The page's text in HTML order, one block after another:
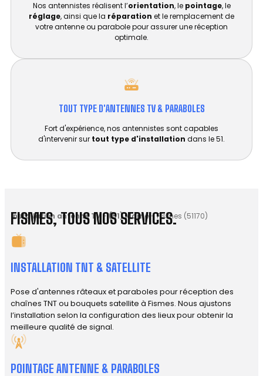
Nos antennistes réalisent l’orientation, le pointage, le
réglage, ainsi que la réparation et le remplacement de
votre antenne ou parabole pour assurer une réception
optimale.
TOUT TYPE D'ANTENNES TV & PARABOLES
Fort d'expérience, nos antennistes sont capables
d'intervenir sur tout type d'installation dans le 51.
Installation antenne TV -(51) Marne-Fismes (51170)
FISMES, TOUS NOS SERVICES.
INSTALLATION TNT & SATELLITE
Pose d'antennes râteaux et paraboles pour réception des
chaînes TNT ou bouquets satellite à Fismes. Nous ajustons
l’installation selon la configuration des lieux pour obtenir la
meilleure qualité de signal.
POINTAGE ANTENNE & PARABOLES